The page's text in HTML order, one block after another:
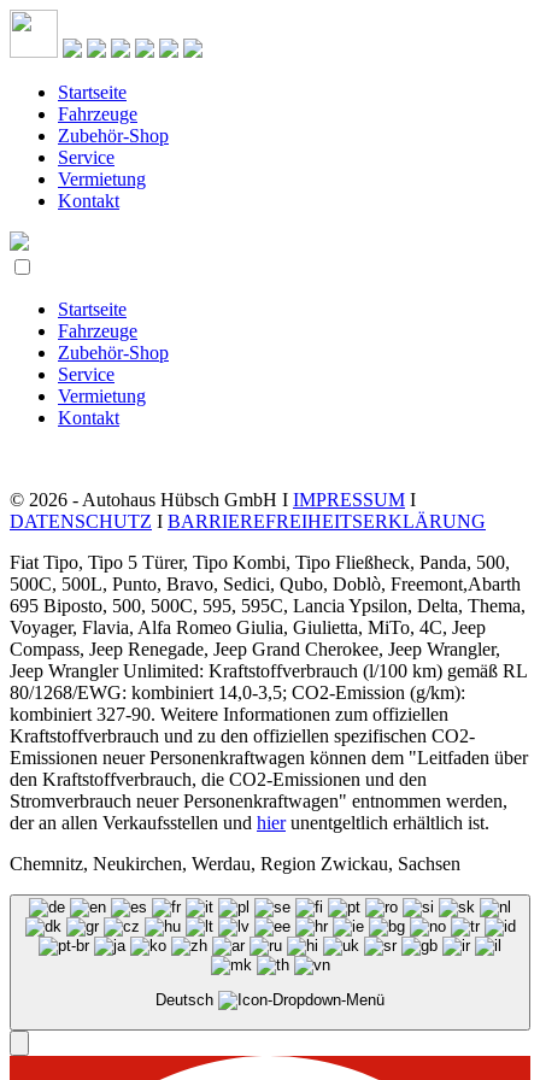
Startseite
Fahrzeuge
Zubehör-Shop
Service
Vermietung
Kontakt
Startseite
Fahrzeuge
Zubehör-Shop
Service
Vermietung
Kontakt
© 2026 - Autohaus Hübsch GmbH I IMPRESSUM I
DATENSCHUTZ I BARRIEREFREIHEITSERKLÄRUNG
Fiat Tipo, Tipo 5 Türer, Tipo Kombi, Tipo Fließheck, Panda, 500,
500C, 500L, Punto, Bravo, Sedici, Qubo, Doblò, Freemont,Abarth
695 Biposto, 500, 500C, 595, 595C, Lancia Ypsilon, Delta, Thema,
Voyager, Flavia, Alfa Romeo Giulia, Giulietta, MiTo, 4C, Jeep
Compass, Jeep Renegade, Jeep Grand Cherokee, Jeep Wrangler,
Jeep Wrangler Unlimited: Kraftstoffverbrauch (l/100 km) gemäß RL
80/1268/EWG: kombiniert 14,0-3,5; CO2-Emission (g/km):
kombiniert 327-90. Weitere Informationen zum offiziellen
Kraftstoffverbrauch und zu den offiziellen spezifischen CO2-
Emissionen neuer Personenkraftwagen können dem "Leitfaden über
den Kraftstoffverbrauch, die CO2-Emissionen und den
Stromverbrauch neuer Personenkraftwagen" entnommen werden,
der an allen Verkaufsstellen und hierunentgeltlich erhältlich ist.
Chemnitz, Neukirchen, Werdau, Region Zwickau, Sachsen
Deutsch